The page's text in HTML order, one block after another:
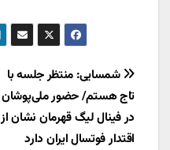
راهبری
نوشته
شمسایی: منتظر جلسه با
تاج هستم/ حضور ملی‌پوشان
در فینال لیگ قهرمان نشان از
اقتدار فوتسال ایران دارد